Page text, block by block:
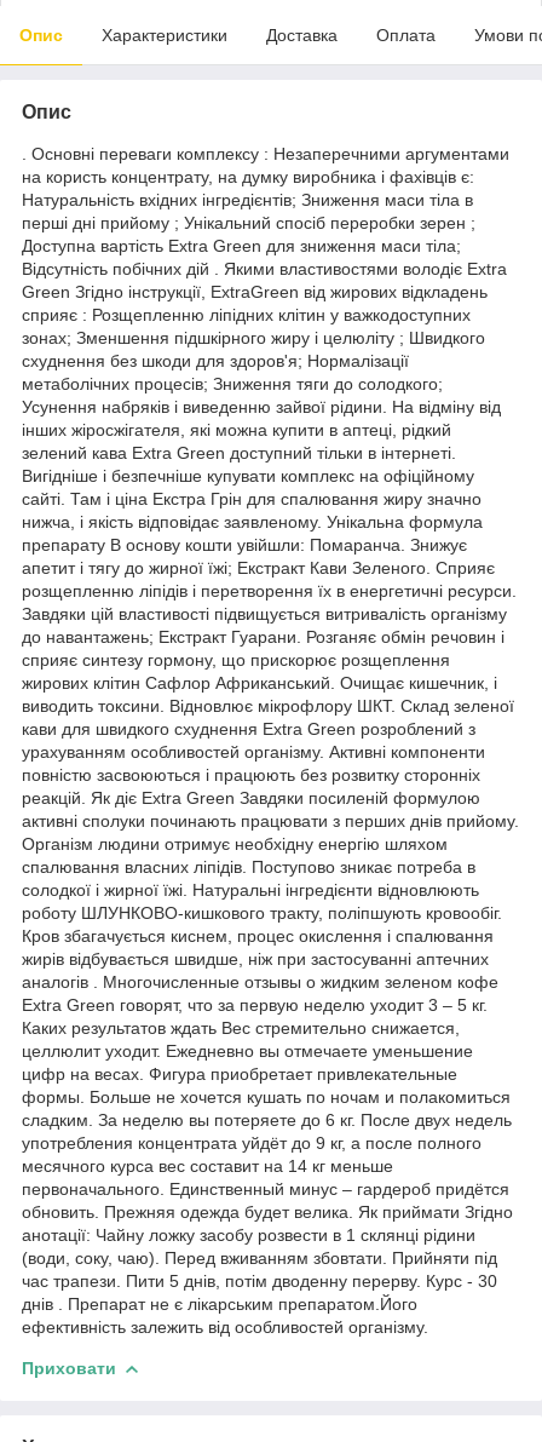
Опис Характеристики Доставка Оплата Умови
Опис
. Основні переваги комплексу : Незаперечними аргументами
на користь концентрату, на думку виробника і фахівців є:
Натуральність вхідних інгредієнтів; Зниження маси тіла в
перші дні прийому ; Унікальний спосіб переробки зерен ;
Доступна вартість Extra Green для зниження маси тіла;
Відсутність побічних дій . Якими властивостями володіє Extra
Green Згідно інструкції, ExtraGreen від жирових відкладень
сприяє : Розщепленню ліпідних клітин у важкодоступних
зонах; Зменшення підшкірного жиру і целюліту ; Швидкого
схуднення без шкоди для здоров'я; Нормалізації
метаболічних процесів; Зниження тяги до солодкого;
Усунення набряків і виведенню зайвої рідини. На відміну від
інших жіросжігателя, які можна купити в аптеці, рідкий
зелений кава Extra Green доступний тільки в інтернеті.
Вигідніше і безпечніше купувати комплекс на офіційному
сайті. Там і ціна Екстра Грін для спалювання жиру значно
нижча, і якість відповідає заявленому. Унікальна формула
препарату В основу кошти увійшли: Помаранча. Знижує
апетит і тягу до жирної їжі; Екстракт Кави Зеленого. Сприяє
розщепленню ліпідів і перетворення їх в енергетичні ресурси.
Завдяки цій властивості підвищується витривалість організму
до навантажень; Екстракт Гуарани. Розганяє обмін речовин і
сприяє синтезу гормону, що прискорює розщеплення
жирових клітин Сафлор Африканський. Очищає кишечник, і
виводить токсини. Відновлює мікрофлору ШКТ. Склад зеленої
кави для швидкого схуднення Extra Green розроблений з
урахуванням особливостей організму. Активні компоненти
повністю засвоюються і працюють без розвитку сторонніх
реакцій. Як діє Extra Green Завдяки посиленій формулою
активні сполуки починають працювати з перших днів прийому.
Організм людини отримує необхідну енергію шляхом
спалювання власних ліпідів. Поступово зникає потреба в
солодкої і жирної їжі. Натуральні інгредієнти відновлюють
роботу ШЛУНКОВО-кишкового тракту, поліпшують кровообіг.
Кров збагачується киснем, процес окислення і спалювання
жирів відбувається швидше, ніж при застосуванні аптечних
аналогів . Многочисленные отзывы о жидким зеленом кофе
Extra Green говорят, что за первую неделю уходит 3 – 5 кг.
Каких результатов ждать Вес стремительно снижается,
целлюлит уходит. Ежедневно вы отмечаете уменьшение
цифр на весах. Фигура приобретает привлекательные
формы. Больше не хочется кушать по ночам и полакомиться
сладким. За неделю вы потеряете до 6 кг. После двух недель
употребления концентрата уйдёт до 9 кг, а после полного
месячного курса вес составит на 14 кг меньше
первоначального. Единственный минус – гардероб придётся
обновить. Прежняя одежда будет велика. Як приймати Згідно
анотації: Чайну ложку засобу розвести в 1 склянці рідини
(води, соку, чаю). Перед вживанням збовтати. Прийняти під
час трапези. Пити 5 днів, потім дводенну перерву. Курс - 30
днів . Препарат не є лікарським препаратом.Його
ефективність залежить від особливостей організму.
Приховати